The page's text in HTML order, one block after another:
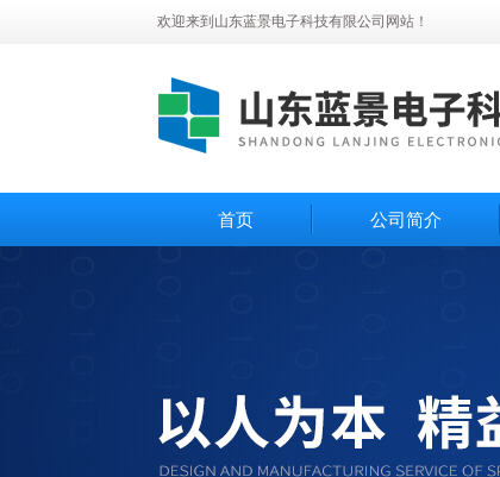
欢迎来到山东蓝景电子科技有限公司网站！
首页 公司简介